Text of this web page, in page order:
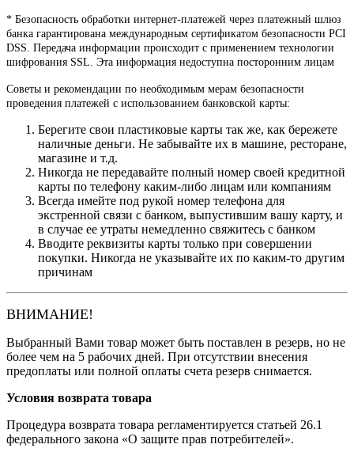
* Безопасность обработки интернет-платежей через платежный шлюз
банка гарантирована международным сертификатом безопасности PCI
DSS. Передача информации происходит с применением технологии
шифрования SSL. Эта информация недоступна посторонним лицам
Советы и рекомендации по необходимым мерам безопасности
проведения платежей с использованием банковской карты:
Берегите свои пластиковые карты так же, как бережете
наличные деньги. Не забывайте их в машине, ресторане,
магазине и т.д.
Никогда не передавайте полный номер своей кредитной
карты по телефону каким-либо лицам или компаниям
Всегда имейте под рукой номер телефона для
экстренной связи с банком, выпустившим вашу карту, и
в случае ее утраты немедленно свяжитесь с банком
Вводите реквизиты карты только при совершении
покупки. Никогда не указывайте их по каким-то другим
причинам
ВНИМАНИЕ!
Выбранный Вами товар может быть поставлен в резерв, но не
более чем на 5 рабочих дней. При отсутствии внесения
предоплаты или полной оплаты счета резерв снимается.
Условия возврата товара
Процедура возврата товара регламентируется статьей 26.1
федерального закона «О защите прав потребителей».